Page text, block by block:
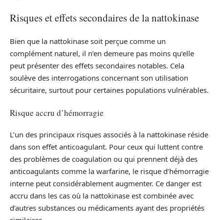
Risques et effets secondaires de la nattokinase
Bien que la nattokinase soit perçue comme un
complément naturel, il n’en demeure pas moins qu’elle
peut présenter des effets secondaires notables. Cela
soulève des interrogations concernant son utilisation
sécuritaire, surtout pour certaines populations vulnérables.
Risque accru d’hémorragie
L’un des principaux risques associés à la nattokinase réside
dans son effet anticoagulant. Pour ceux qui luttent contre
des problèmes de coagulation ou qui prennent déjà des
anticoagulants comme la warfarine, le risque d’hémorragie
interne peut considérablement augmenter. Ce danger est
accru dans les cas où la nattokinase est combinée avec
d’autres substances ou médicaments ayant des propriétés